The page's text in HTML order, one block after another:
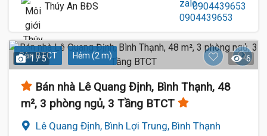
Thúy An BĐS 0904439653
Sàn BTCT Hẻm (2 m)
1 / 5 6
Bán nhà Lê Quang Định, Bình Thạnh, 48
m², 3 phòng ngủ, 3 Tầng BTCT
Lê Quang Định, Bình Lợi Trung, Bình Thạnh